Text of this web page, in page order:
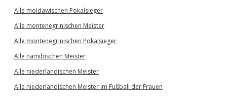
Alle moldawischen Pokalsieger
Alle montenegrinischen Meister
Alle montenegrinischen Pokalsieger
Alle namibischen Meister
Alle niederländischen Meister
Alle niederländischen Meister im Fußball der Frauen